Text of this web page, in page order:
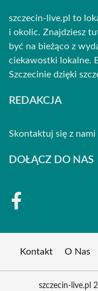
szczecin-live.pl to
i okolic. Znajdziesz
być na bieżąco z
ciekawostki lokalne.
Szczecinie dzięki
REDAKCJA
Skontaktuj się z
DOŁĄCZ DO NAS
Kontakt O Nas
szczecin-live.pl